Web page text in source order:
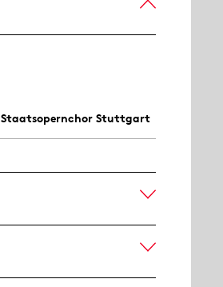
Staatsopernchor Stuttgart